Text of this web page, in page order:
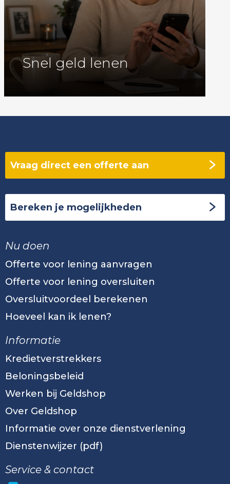
Snel geld lenen
Vraag direct een offerte aan
Bereken je mogelijkheden
Nu doen
Offerte voor lening aanvragen
Offerte voor lening oversluiten
Oversluitvoordeel berekenen
Hoeveel kan ik lenen?
Informatie
Kredietverstrekkers
Beloningsbeleid
Werken bij Geldshop
Over Geldshop
Informatie over onze dienstverlening
Dienstenwijzer (pdf)
Service & contact